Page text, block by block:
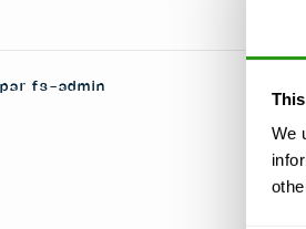
We
par fs-admin